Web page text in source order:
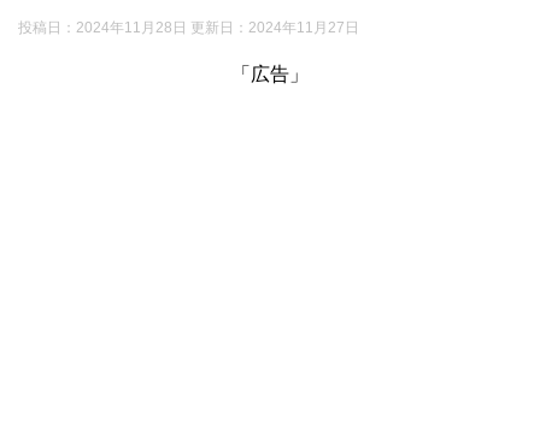
投稿日：2024年11月28日 更新日： 2024年11月27日
「広告」